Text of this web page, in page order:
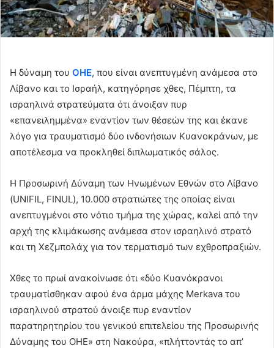
Η δύναμη του ΟΗΕ, που είναι ανεπτυγμένη ανάμεσα στο
Λίβανο και το Ισραήλ, κατηγόρησε χθες, Πέμπτη, τα
ισραηλινά στρατεύματα ότι άνοιξαν πυρ
«επανειλημμένα» εναντίον των θέσεών της και έκανε
λόγο για τραυματισμό δύο ινδονήσιων Κυανοκράνων, με
αποτέλεσμα να προκληθεί διπλωματικός σάλος.
Η Προσωρινή Δύναμη των Ηνωμένων Εθνών στο Λίβανο
(UNIFIL, FINUL), 10.000 στρατιώτες της οποίας είναι
ανεπτυγμένοι στο νότιο τμήμα της χώρας, καλεί από την
αρχή της κλιμάκωσης ανάμεσα στον ισραηλινό στρατό
και τη Χεζμπολάχ για τον τερματισμό των εχθροπραξιών.
Χθες το πρωί ανακοίνωσε ότι «δύο Κυανόκρανοι
τραυματίσθηκαν αφού ένα άρμα μάχης Merkava του
ισραηλινού στρατού άνοιξε πυρ εναντίον
παρατηρητηρίου του γενικού επιτελείου της Προσωρινής
Δύναμης του ΟΗΕ» στη Νακούρα, «πλήττοντάς το απ’